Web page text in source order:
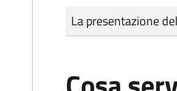
Tipo di pagamento
Importo
La presentazione